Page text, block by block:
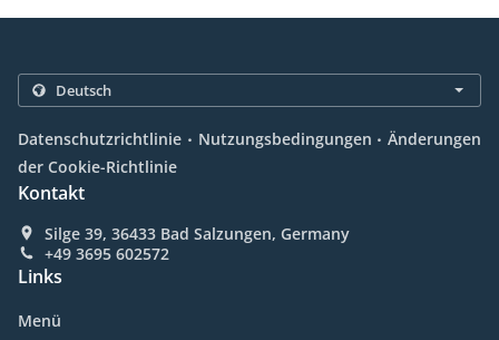
Datenschutzrichtlinie . Nutzungsbedingungen . Änderungen
der Cookie-Richtlinie
Kontakt
Silge 39, 36433 Bad Salzungen, Germany
+49 3695 602572
Links
Menü